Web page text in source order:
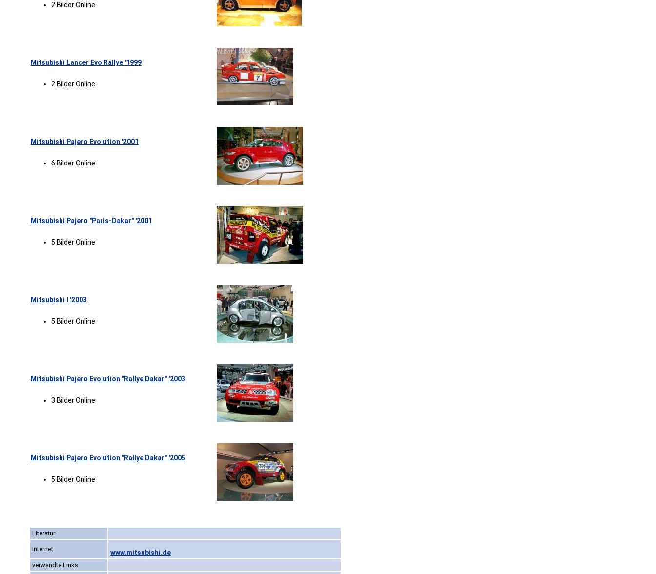
2 Bilder Online
Mitsubishi Lancer Evo Rallye '1999
2 Bilder Online
Mitsubishi Pajero Evolution '2001
6 Bilder Online
Mitsubishi Pajero "Paris-Dakar" '2001
5 Bilder Online
Mitsubishi I '2003
5 Bilder Online
Mitsubishi Pajero Evolution "Rallye Dakar" '2003
3 Bilder Online
Mitsubishi Pajero Evolution "Rallye Dakar" '2005
5 Bilder Online
Literatur
Internet www.mitsubishi.de
verwandte Links